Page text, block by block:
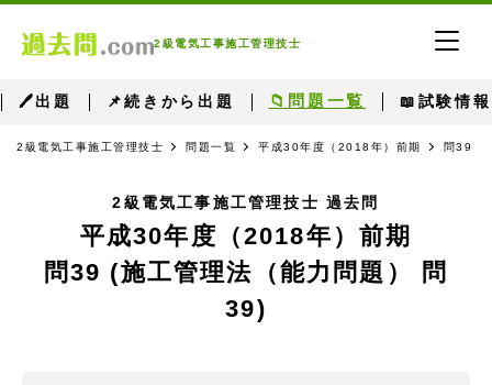
2級電気工事施工管理技士
🖊出題 📌続きから出題 📁問題一覧 📖試験情報
2級電気工事施工管理技士 問題一覧 平成30年度（2018年）前期 問39 （
2級電気工事施工管理技士 過去問
平成30年度（2018年）前期
問39 (施工管理法（能力問題） 問
39)